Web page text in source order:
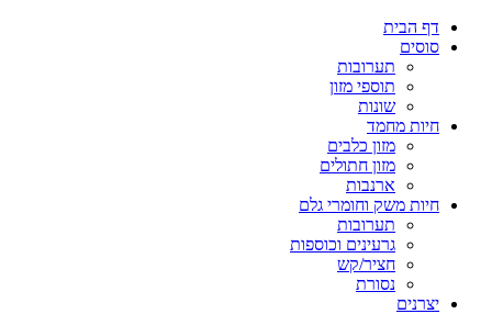
דף הבית
סוסים
תערובות
תוספי מזון
שונות
חיות מחמד
מזון כלבים
מזון חתולים
ארנבות
חיות משק וחומרי גלם
תערובות
גרעינים וכוספות
חציר/קש
נסורת
יצרנים